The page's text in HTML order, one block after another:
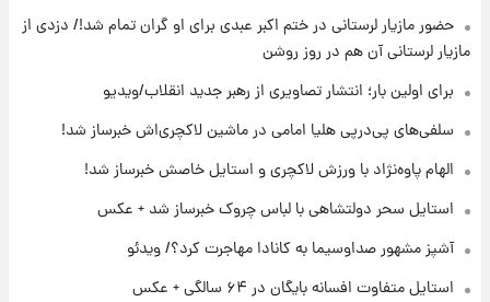
لیونل مسی عزادار شد! + جزئیات
۲۳ ساعت پیش
لحظه برخورد رعد و برق به ساختمان مرکز تجارت
جهانی در آمریکا + فیلم
برای اولین بار؛ انتشار تصاویری از رهبر جدید
انقلاب/ویدیو
حضور مازیار لرستانی در ختم اکبر عبدی برای او گران تمام شد!/ دزدی از
مازیار لرستانی آن هم در روز روشن
برای اولین بار؛ انتشار تصاویری از رهبر جدید انقلاب/ویدیو
سلفی‌های پی‌درپی هلیا امامی در ماشین لاکچری‌اش خبرساز شد!
الهام پاوه‌نژاد با ورزش لاکچری و استایل خاصش خبرساز شد!
استایل سحر دولتشاهی با لباس چروک خبرساز شد + عکس
آشپز مشهور صداوسیما به کانادا مهاجرت کرد؟/ ویدئو
استایل متفاوت افسانه بایگان در ۶۴ سالگی + عکس